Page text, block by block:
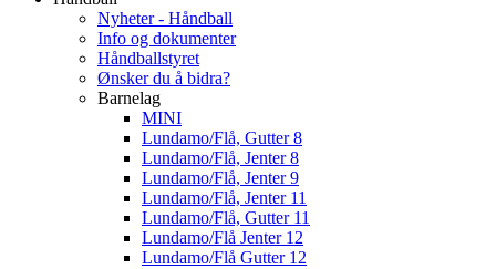
Nyheter - Håndball
Info og dokumenter
Håndballstyret
Ønsker du å bidra?
Barnelag
MINI
Lundamo/Flå, Gutter 8
Lundamo/Flå, Jenter 8
Lundamo/Flå, Jenter 9
Lundamo/Flå, Jenter 11
Lundamo/Flå, Gutter 11
Lundamo/Flå Jenter 12
Lundamo/Flå Gutter 12